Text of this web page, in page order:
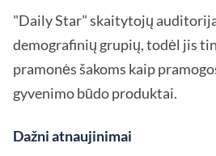
"Daily Star" skaitytojų
demografinių grupių, todėl jis
pramonės šakoms kaip
gyvenimo būdo produktai.
Dažni atnaujinimai